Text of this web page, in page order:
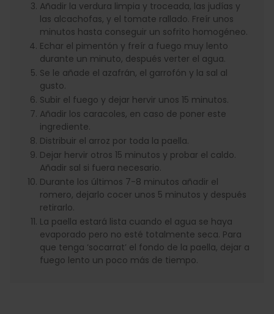
Añadir la verdura limpia y troceada, las judías y
las alcachofas, y el tomate rallado. Freír unos
minutos hasta conseguir un sofrito homogéneo.
Echar el pimentón y freír a fuego muy lento
durante un minuto, después verter el agua.
Se le añade el azafrán, el garrofón y la sal al
gusto.
Subir el fuego y dejar hervir unos 15 minutos.
Añadir los caracoles, en caso de poner este
ingrediente.
Distribuir el arroz por toda la paella.
Dejar hervir otros 15 minutos y probar el caldo.
Añadir sal si fuera necesario.
Durante los últimos 7-8 minutos añadir el
romero, dejarlo cocer unos 5 minutos y después
retirarlo.
La paella estará lista cuando el agua se haya
evaporado pero no esté totalmente seca. Para
que tenga ‘socarrat’ el fondo de la paella, dejar a
fuego lento un poco más de tiempo.